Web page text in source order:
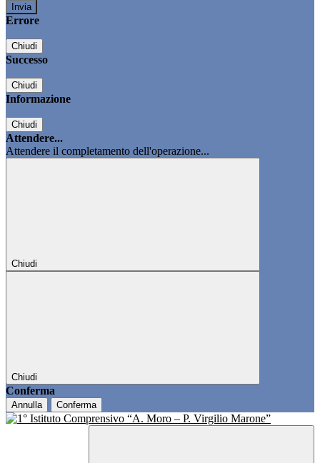
Errore
Chiudi
Successo
Chiudi
Informazione
Chiudi
Attendere...
Attendere il completamento dell'operazione...
Chiudi
Chiudi
Conferma
Annulla Conferma